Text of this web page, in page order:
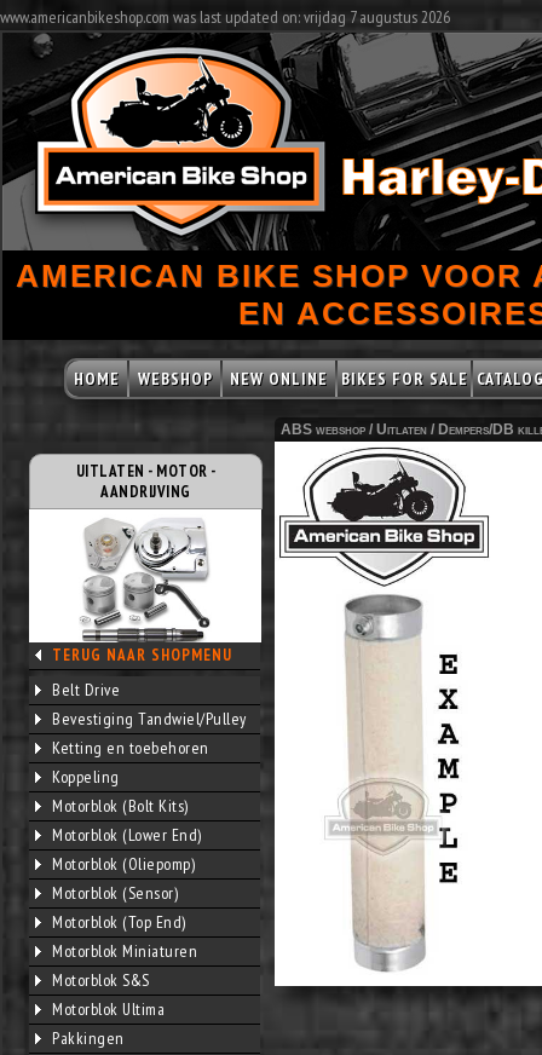
www.americanbikeshop.com was last updated on: vrijdag 7 augustus 2026
AMERICAN BIKE SHOP VOOR
EN
HOME WEBSHOP NEW ONLINE BIKES FOR SALE
UITLATEN - MOTOR -
AANDRIJVING
TERUG NAAR SHOPMENU
Belt Drive
Bevestiging Tandwiel/Pulley
Ketting en toebehoren
Koppeling
Motorblok (Bolt Kits)
Motorblok (Lower End)
Motorblok (Oliepomp)
Motorblok (Sensor)
Motorblok (Top End)
Motorblok Miniaturen
Motorblok S&S
Motorblok Ultima
Pakkingen
ABS webshop / Uitlaten / Dempers/DB